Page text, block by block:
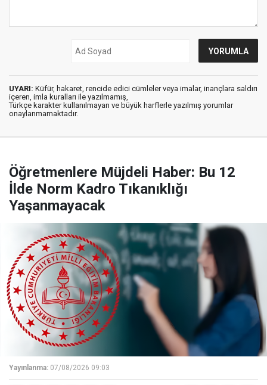
UYARI: Küfür, hakaret, rencide edici cümleler veya imalar, inançlara saldırı
içeren, imla kuralları ile yazılmamış,
Türkçe karakter kullanılmayan ve büyük harflerle yazılmış yorumlar
onaylanmamaktadır.
Öğretmenlere Müjdeli Haber: Bu 12
İlde Norm Kadro Tıkanıklığı
Yaşanmayacak
Yayınlanma: 07/08/2026 09:03